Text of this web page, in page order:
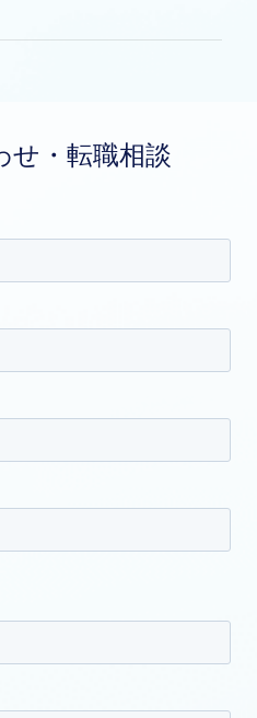
せ・転職相談